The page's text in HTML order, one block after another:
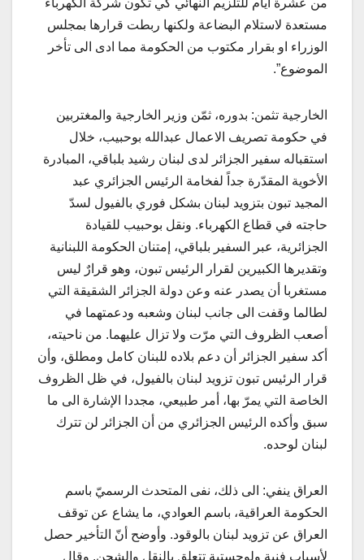
من عشرة ايام للتلزيم النهائي كي تكون شركة الكهرباء
مستعدة لاستلام البضاعة ولكنها ربطت قرارها بمجلس
الوزراء او بقرار مكتوب من الحكومة مما ادى الى تأخر
الموضوع”.
الخارجية تثمن: بدوره، ثمّن وزير الخارجية والمغتربين
في حكومة تصريف الاعمال عبدالله بوحبيب، خلال
استقباله سفير الجزائر لدى لبنان رشيد بلباقي، المبادرة
الأخوية المقدّرة جداً لفخامة الرئيس الجزائري عبد
المجيد تبون بتزويد لبنان بشكل فوري بالفيول لسدّ
حاجته في قطاع الكهرباء. ونقل بوحبيب للقيادة
الجزائرية، عبر السفير بلباقي، إمتنان الحكومة اللبنانية
وتقديرها الكبيرين لقرار الرئيس تبون، وهو قرارٌ ليس
مستغربا أن يصدر عنه وعن دولة الجزائر الشقيقة التي
لطالما وقفت الى جانب لبنان وشعبه ودعمتهما في
أصعب الظروف التي مرّت ولا تزال عليهما. من ناحيته،
أكد سفير الجزائر أن دعم بلاده للبنان كامل ومطلق، وأن
قرار الرئيس تبون تزويد لبنان بالفيول، في ظل الظروف
الخاصة التي يمرّ بها، أمر طبيعي، مجددا الإشارة الى ما
سبق وأكده الرئيس الجزائري من أن الجزائر لن تترك
لبنان لوحده.
العراق ينفي: الى ذلك، نفى المتحدث الرسميّ باسم
الحكومة العراقية، باسم العوادي، ما يشاع عن توقف
العراق عن تزويد لبنان بالوقود. وأوضح أنّ التأخير حصل
لأسباب فنية ولوجستية تتعلق بالنقل والشحن. وقال